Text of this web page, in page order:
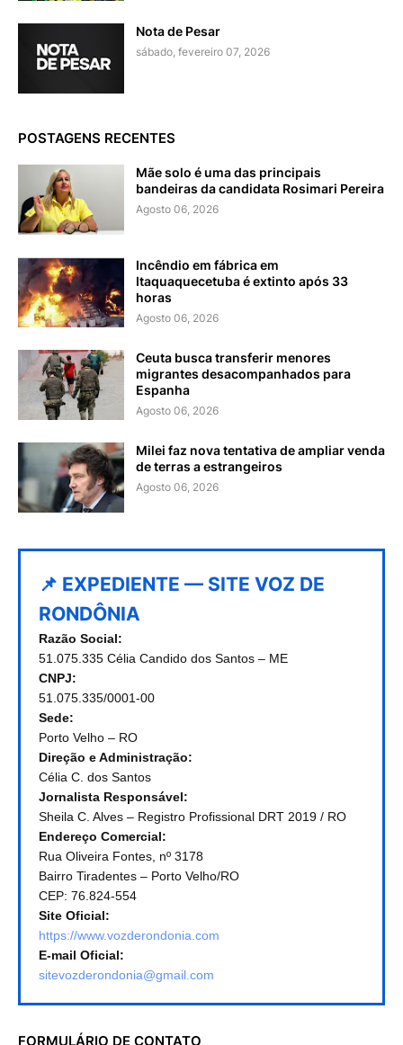
Nota de Pesar
sábado, fevereiro 07, 2026
POSTAGENS RECENTES
Mãe solo é uma das principais
bandeiras da candidata Rosimari Pereira
Agosto 06, 2026
Incêndio em fábrica em
Itaquaquecetuba é extinto após 33
horas
Agosto 06, 2026
Ceuta busca transferir menores
migrantes desacompanhados para
Espanha
Agosto 06, 2026
Milei faz nova tentativa de ampliar venda
de terras a estrangeiros
Agosto 06, 2026
📌 EXPEDIENTE — SITE VOZ DE
RONDÔNIA
Razão Social:
51.075.335 Célia Candido dos Santos – ME
CNPJ:
51.075.335/0001-00
Sede:
Porto Velho – RO
Direção e Administração:
Célia C. dos Santos
Jornalista Responsável:
Sheila C. Alves – Registro Profissional DRT 2019 / RO
Endereço Comercial:
Rua Oliveira Fontes, nº 3178
Bairro Tiradentes – Porto Velho/RO
CEP: 76.824-554
Site Oficial:
https://www.vozderondonia.com
E-mail Oficial:
sitevozderondonia@gmail.com
FORMULÁRIO DE CONTATO